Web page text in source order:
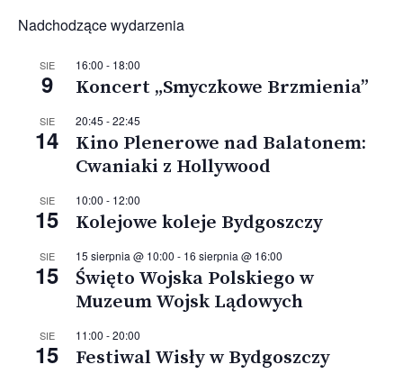
Nadchodzące wydarzenia
SIE
9
16:00 - 18:00
Koncert „Smyczkowe Brzmienia”
SIE
14
20:45 -22:45
Kino Plenerowe nad Balatonem:
Cwaniaki z Hollywood
SIE
15
10:00 - 12:00
Kolejowe koleje Bydgoszczy
SIE
15
15 sierpnia @ 10:00 - 16 sierpnia @ 16:00
Święto Wojska Polskiego w
Muzeum Wojsk Lądowych
SIE
15
11:00 -20:00
Festiwal Wisły w Bydgoszczy